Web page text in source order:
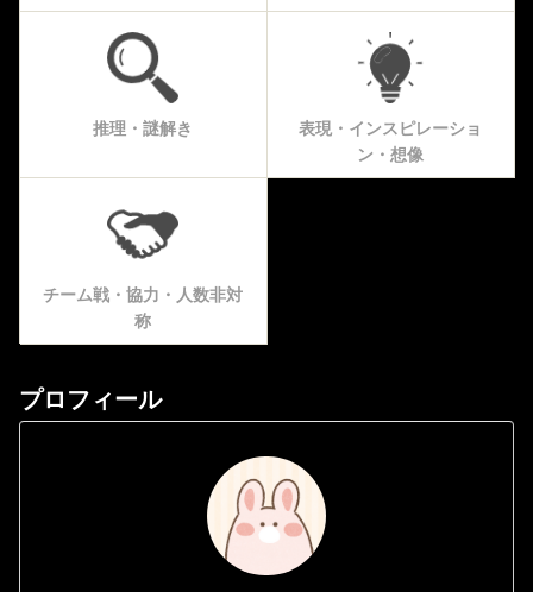
推理・謎解き
表現・インスピレーショ
ン・想像
チーム戦・協力・人数非対
称
プロフィール